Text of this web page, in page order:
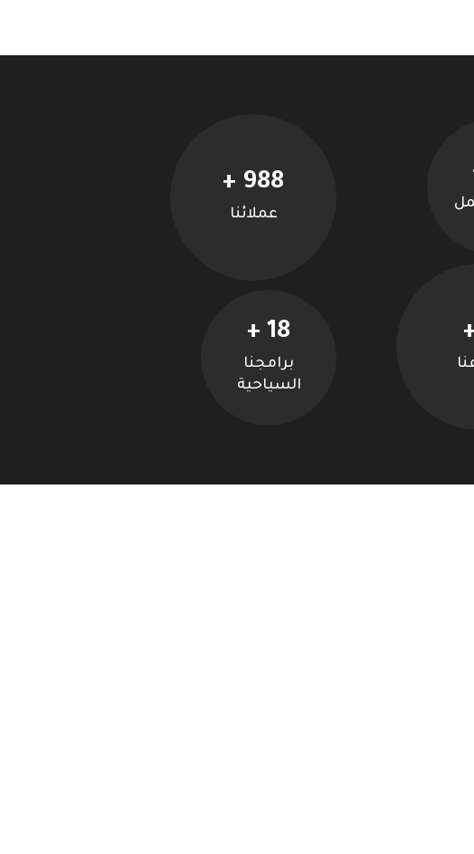
988
+
عملائنا
18
+
برامجنا
السياحية
Designed and Developed by 3Lama.Net
Copyright © 2020-2026 alrowadtours.com